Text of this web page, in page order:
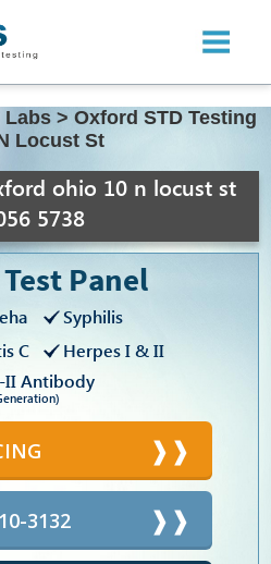
Labs > Oxford STD Testing
Locust St
ohio 10 n locust st
5738
Panel
Syphilis
C
Herpes I & II
II Antibody
3132